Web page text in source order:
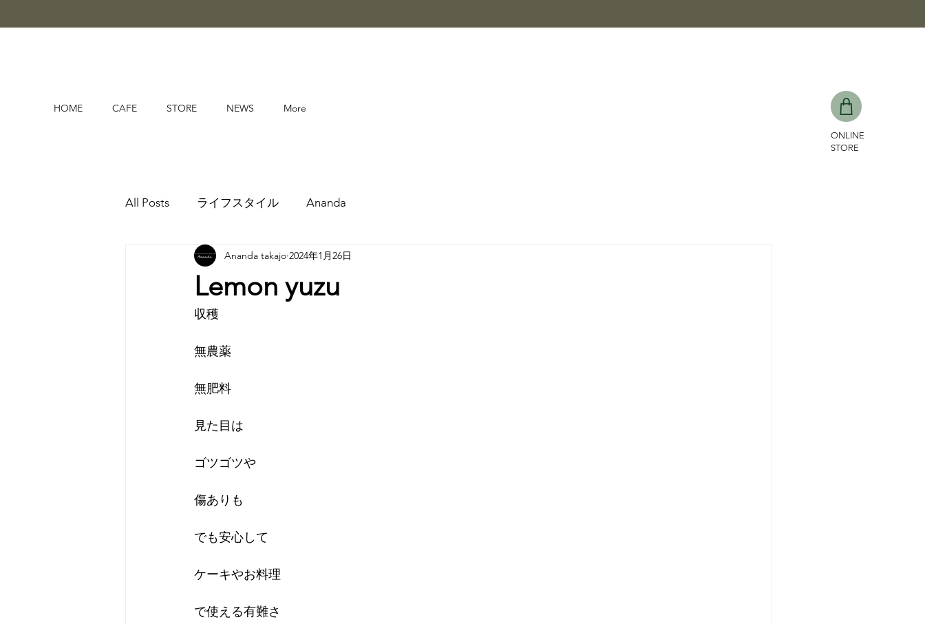
HOME CAFE STORE NEWS More
ONLINE
STORE
All Posts ライフスタイル Ananda
Lemon yuzu
Ananda takajo 2024年1月26日
収穫
無農薬
無肥料
見た目は
ゴツゴツや
傷ありも
でも安心して
ケーキやお料理
で使える有難さ